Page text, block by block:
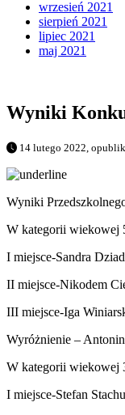
wrzesień 2021
sierpień 2021
lipiec 2021
maj 2021
Wyniki
14 lutego 2022,
Wyniki
W kategorii wiekowej
I miejsce-Sandra
II miejsce-Nikodem
III miejsce-Iga
Wyróżnienie –
W kategorii wiekowej
I miejsce-Stefan